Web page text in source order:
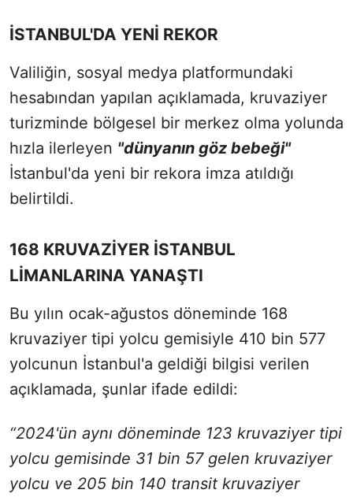
İSTANBUL'DA YENİ REKOR
Valiliğin, sosyal medya platformundaki
hesabından yapılan açıklamada, kruvaziyer
turizminde bölgesel bir merkez olma yolunda
hızla ilerleyen "dünyanın göz bebeği"
İstanbul'da yeni bir rekora imza atıldığı
belirtildi.
168 KRUVAZİYER İSTANBUL
LİMANLARINA YANAŞTI
Bu yılın ocak-ağustos döneminde 168
kruvaziyer tipi yolcu gemisiyle 410 bin 577
yolcunun İstanbul'a geldiği bilgisi verilen
açıklamada, şunlar ifade edildi:
“2024'ün aynı döneminde 123 kruvaziyer tipi
yolcu gemisinde 31 bin 57 gelen kruvaziyer
yolcu ve 205 bin 140 transit kruvaziyer